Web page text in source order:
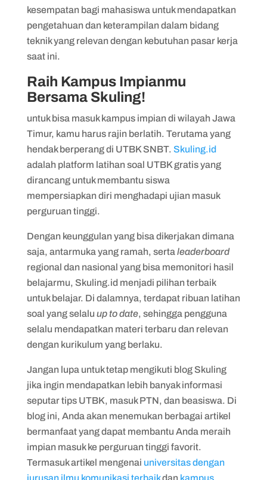
kesempatan bagi mahasiswa untuk mendapatkan
pengetahuan dan keterampilan dalam bidang
teknik yang relevan dengan kebutuhan pasar kerja
saat ini.
Raih Kampus Impianmu
Bersama Skuling!
untuk bisa masuk kampus impian di wilayah Jawa
Timur, kamu harus rajin berlatih. Terutama yang
hendak berperang di UTBK SNBT. Skuling.id
adalah platform latihan soal UTBK gratis yang
dirancang untuk membantu siswa
mempersiapkan diri menghadapi ujian masuk
perguruan tinggi.
Dengan keunggulan yang bisa dikerjakan dimana
saja, antarmuka yang ramah, serta leaderboard
regional dan nasional yang bisa memonitori hasil
belajarmu, Skuling.id menjadi pilihan terbaik
untuk belajar. Di dalamnya, terdapat ribuan latihan
soal yang selalu up to date, sehingga pengguna
selalu mendapatkan materi terbaru dan relevan
dengan kurikulum yang berlaku.
Jangan lupa untuk tetap mengikuti blog Skuling
jika ingin mendapatkan lebih banyak informasi
seputar tips UTBK, masuk PTN, dan beasiswa. Di
blog ini, Anda akan menemukan berbagai artikel
bermanfaat yang dapat membantu Anda meraih
impian masuk ke perguruan tinggi favorit.
Termasuk artikel mengenai universitas dengan
jurusan ilmu komunikasi terbaikdan kampus